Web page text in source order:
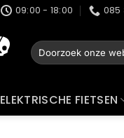
09:00 - 18:00 085
Zoeken
naar:
ELEKTRISCHE FIETSEN